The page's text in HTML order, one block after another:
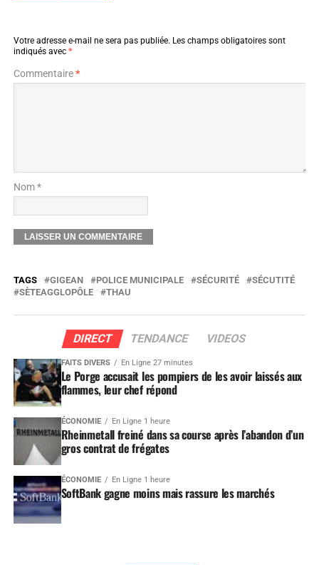
Votre adresse e-mail ne sera pas publiée. Les champs obligatoires sont
indiqués avec *
Commentaire*
Nom *
TAGS GIGEAN POLICE MUNICIPALE SÉCURITÉ
SÉCUTITÉ
SÈTEAGGLOPÔLE
THAU
DIRECT TENDANCE VIDEOS
FAITS DIVERS En Ligne 27 minutes
Le Porge accusait les pompiers de les avoir laissés aux
flammes, leur chef répond
ÉCONOMIE En Ligne 1 heure
Rheinmetall freiné dans sa course après l’abandon d’un
gros contrat de frégates
ÉCONOMIE En Ligne 1 heure
SoftBank gagne moins mais rassure les marchés